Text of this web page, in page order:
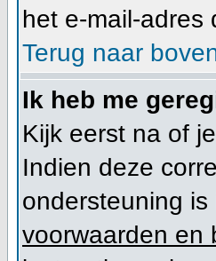
het e-mail-adres
Terug naar
Ik heb me
Kijk eerst na of
Indien deze
ondersteuning
voorwaarden en